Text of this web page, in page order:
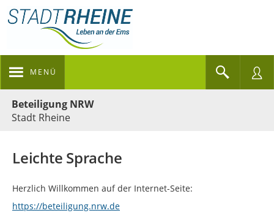
MENÜ
Beteiligung NRW
Stadt Rheine
Leichte Sprache
Herzlich Willkommen auf der Internet-Seite:
https://beteiligung.nrw.de